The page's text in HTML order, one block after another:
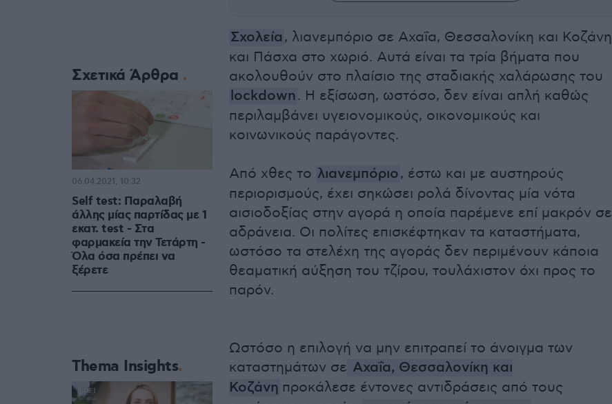
Σχολεία , λιανεμπόριο σε Αχαΐα, Θεσσαλονίκη και Κοζάνη
και Πάσχα στο χωριό. Αυτά είναι τα τρία βήματα που
ακολουθούν στο πλαίσιο της σταδιακής χαλάρωσης του
lockdown. Η εξίσωση, ωστόσο, δεν είναι απλή καθώς
περιλαμβάνει υγειονομικούς, οικονομικούς και
κοινωνικούς παράγοντες.
Από χθες το λιανεμπόριο, έστω και με αυστηρούς
περιορισμούς, έχει σηκώσει ρολά δίνοντας μία νότα
αισιοδοξίας στην αγορά η οποία παρέμενε επί μακρόν σε
αδράνεια. Οι πολίτες επισκέφτηκαν τα καταστήματα,
ωστόσο τα στελέχη της αγοράς δεν περιμένουν κάποια
θεαματική αύξηση του τζίρου, τουλάχιστον όχι προς το
παρόν.
Ωστόσο η επιλογή να μην επιτραπεί το άνοιγμα των
καταστημάτων σε Αχαΐα, Θεσσαλονίκη και
Κοζάνη προκάλεσε έντονες αντιδράσεις από τους
Σχετικά Άρθρα
Self test: Παραλαβή
άλλης μίας παρτίδας με 1
εκατ. test - Στα
φαρμακεία την Τετάρτη -
Όλα όσα πρέπει να
ξέρετε
06.04.2021, 10:32
Thema Insights